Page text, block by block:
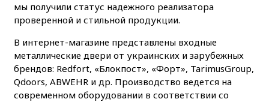
мы получили статус надежного реализатора
проверенной и стильной продукции.
В интернет-магазине представлены входные
металлические двери от украинских и зарубежных
брендов: Redfort, «Блокпост», «Форт», TarimusGroup,
Qdoors, ABWEHR и др. Производство ведется на
современном оборудовании в соответствии со